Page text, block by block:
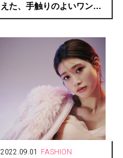
えた、手触りのよいワンピ
ースやアルパカニットが発
2022.09.01 FASHION